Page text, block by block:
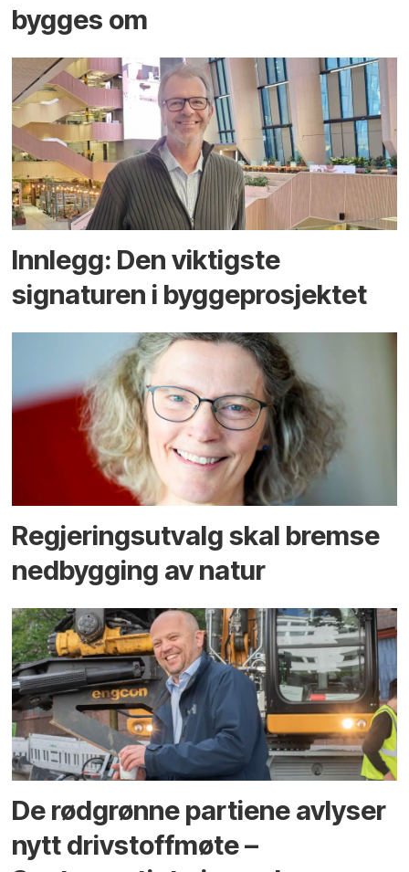
bygges om
Innlegg: Den viktigste
signaturen i bygge­­prosjektet
Regjerings­utvalg skal bremse
ned­bygging av natur
De rødgrønne partiene avlyser
nytt drivstoffmøte –